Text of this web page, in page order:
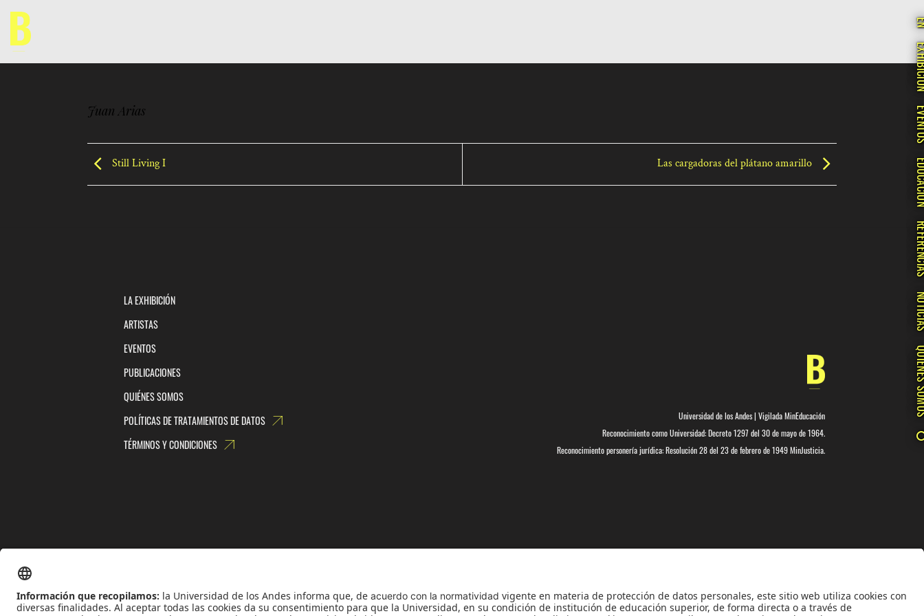
contenido
Juan Arias
Still Living I Las cargadoras del plátano amarillo
LA EXHIBICIÓN
ARTISTAS
EVENTOS
PUBLICACIONES
QUIÉNES SOMOS
POLÍTICAS DE TRATAMIENTOS DE DATOS
TÉRMINOS Y CONDICIONES
Universidad de los Andes | Vigilada MinEducación
Reconocimiento como Universidad: Decreto 1297 del 30 de mayo de 1964.
Reconocimiento personería jurídica: Resolución 28 del 23 de febrero de 1949 MinJusticia.